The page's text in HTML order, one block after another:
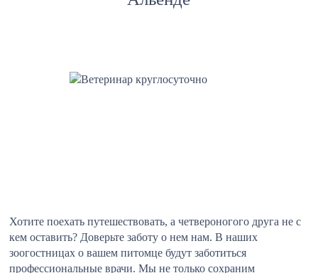
Хотите поехать путешествовать, а четвероногого друга не с
кем оставить? Доверьте заботу о нем нам. В наших
зоогостницах о вашем питомце будут заботиться
профессиональные врачи. Мы не только сохраним